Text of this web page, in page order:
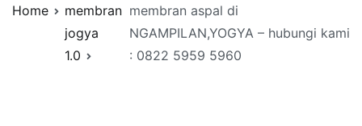
Home
membran
jogya
1.0
membran aspal di
NGAMPILAN,YOGYA – hubungi kami
: 0822 5959 5960